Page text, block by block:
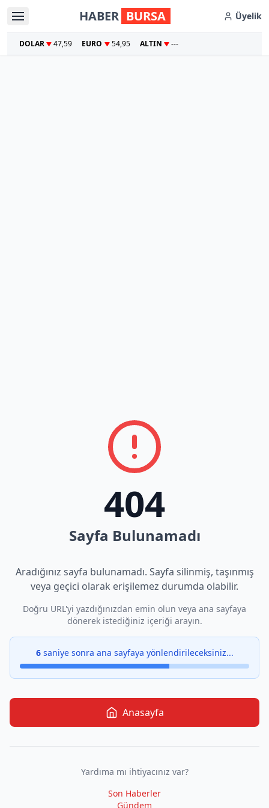
HABER BURSA Üyelik
DOLAR 47,59 EURO 54,95 ALTIN ---
404
Sayfa Bulunamadı
Aradığınız sayfa bulunamadı. Sayfa silinmiş, taşınmış
veya geçici olarak erişilemez durumda olabilir.
Doğru URL'yi yazdığınızdan emin olun veya ana sayfaya
dönerek istediğiniz içeriği arayın.
6saniye sonra ana sayfaya yönlendirileceksiniz...
Anasayfa
Yardıma mı ihtiyacınız var?
Son Haberler
Gündem